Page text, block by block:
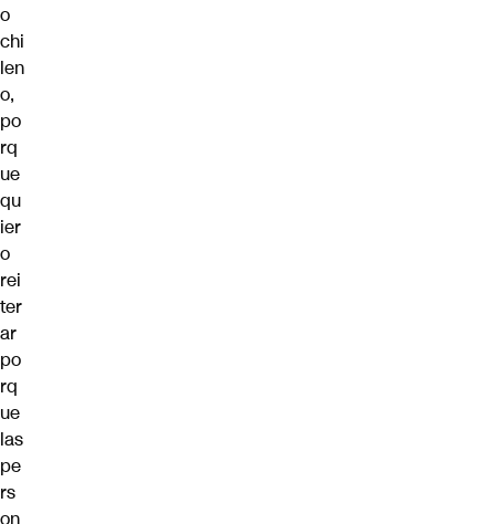
o
chi
len
o,
po
rq
ue
qu
ier
o
rei
ter
ar
po
rq
ue
las
pe
rs
on